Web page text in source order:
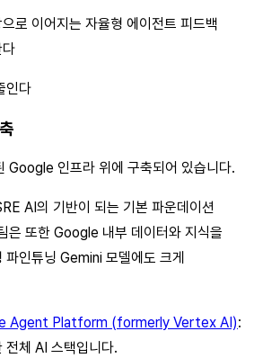
로 이어지는 자율형 에이전트 피드백
인다
인프라 위에 구축되어 있습니다.
AI의 기반이 되는 기본 파운데이션
은 또한 Google 내부 데이터와 지식을
파인튜닝 Gemini 모델에도 크게
Agent Platform (formerly Vertex AI):
전체 AI 스택입니다.